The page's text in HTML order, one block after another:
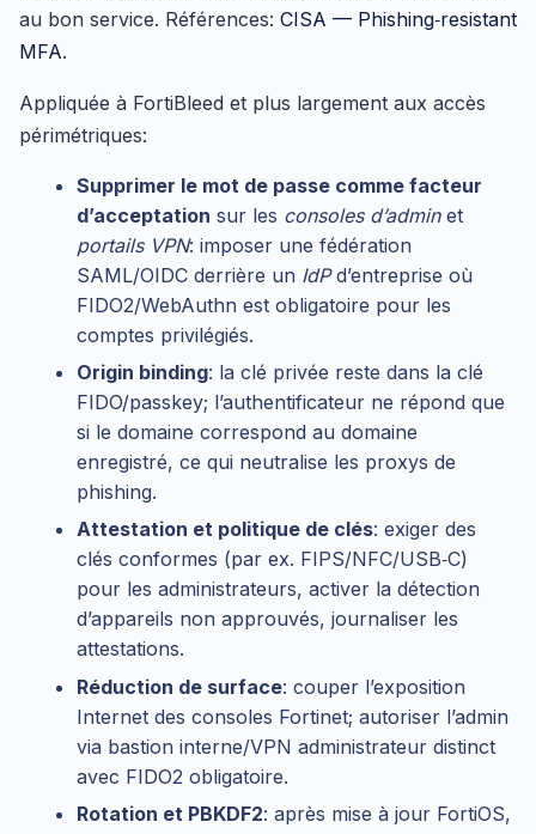
au bon service. Références: CISA — Phishing‑resistant
MFA.
Appliquée à FortiBleed et plus largement aux accès
périmétriques:
Supprimer le mot de passe comme facteur
d’acceptation sur les consoles d’adminet
portails VPN: imposer une fédération
SAML/OIDC derrière un IdPd’entreprise où
FIDO2/WebAuthn est obligatoire pour les
comptes privilégiés.
Origin binding: la clé privée reste dans la clé
FIDO/passkey; l’authentificateur ne répond que
si le domaine correspond au domaine
enregistré, ce qui neutralise les proxys de
phishing.
Attestation et politique de clés: exiger des
clés conformes (par ex. FIPS/NFC/USB‑C)
pour les administrateurs, activer la détection
d’appareils non approuvés, journaliser les
attestations.
Réduction de surface: couper l’exposition
Internet des consoles Fortinet; autoriser l’admin
via bastion interne/VPN administrateur distinct
avec FIDO2 obligatoire.
Rotation et PBKDF2: après mise à jour FortiOS,